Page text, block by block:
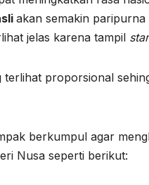
akan semakin
jelas karena tampil
proporsional
berkumpul agar
Nusa seperti berikut: